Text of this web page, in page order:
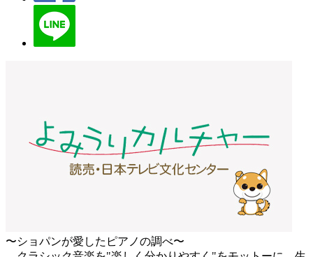
〜ショパンが愛したピアノの調べ〜